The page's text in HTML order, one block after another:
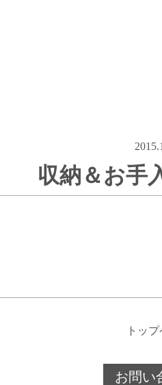
収納＆お手
トッ
お問い